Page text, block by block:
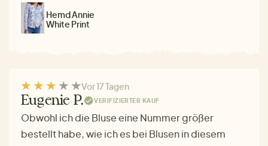
Hemd Annie
White Print
Vor 17 Tagen
Eugenie P. VERIFIZIERTER KAUF
Obwohl ich die Bluse eine Nummer größer
bestellt habe, wie ich es bei Blusen in diesem